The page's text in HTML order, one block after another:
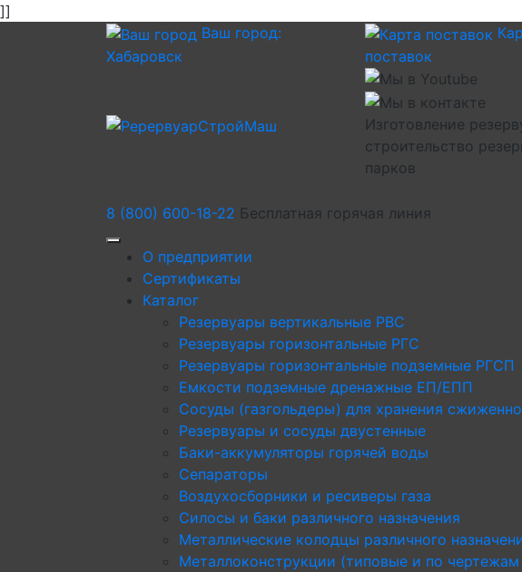
]]
Ваш город:
Хабаровск
поставок
Изготовление
строительство
парков
8 (800) 600-18-22 Бесплатная горячая линия
О предприятии
Сертификаты
Каталог
Резервуары вертикальные РВС
Резервуары горизонтальные РГС
Резервуары горизонтальные подземные РГСП
Емкости подземные дренажные ЕП/ЕПП
Сосуды (газгольдеры) для хранения
Резервуары и сосуды двустенные
Баки-аккумуляторы горячей воды
Сепараторы
Воздухосборники и ресиверы газа
Силосы и баки различного назначения
Металлические колодцы различного
Металлоконструкции (типовые и по чертежам